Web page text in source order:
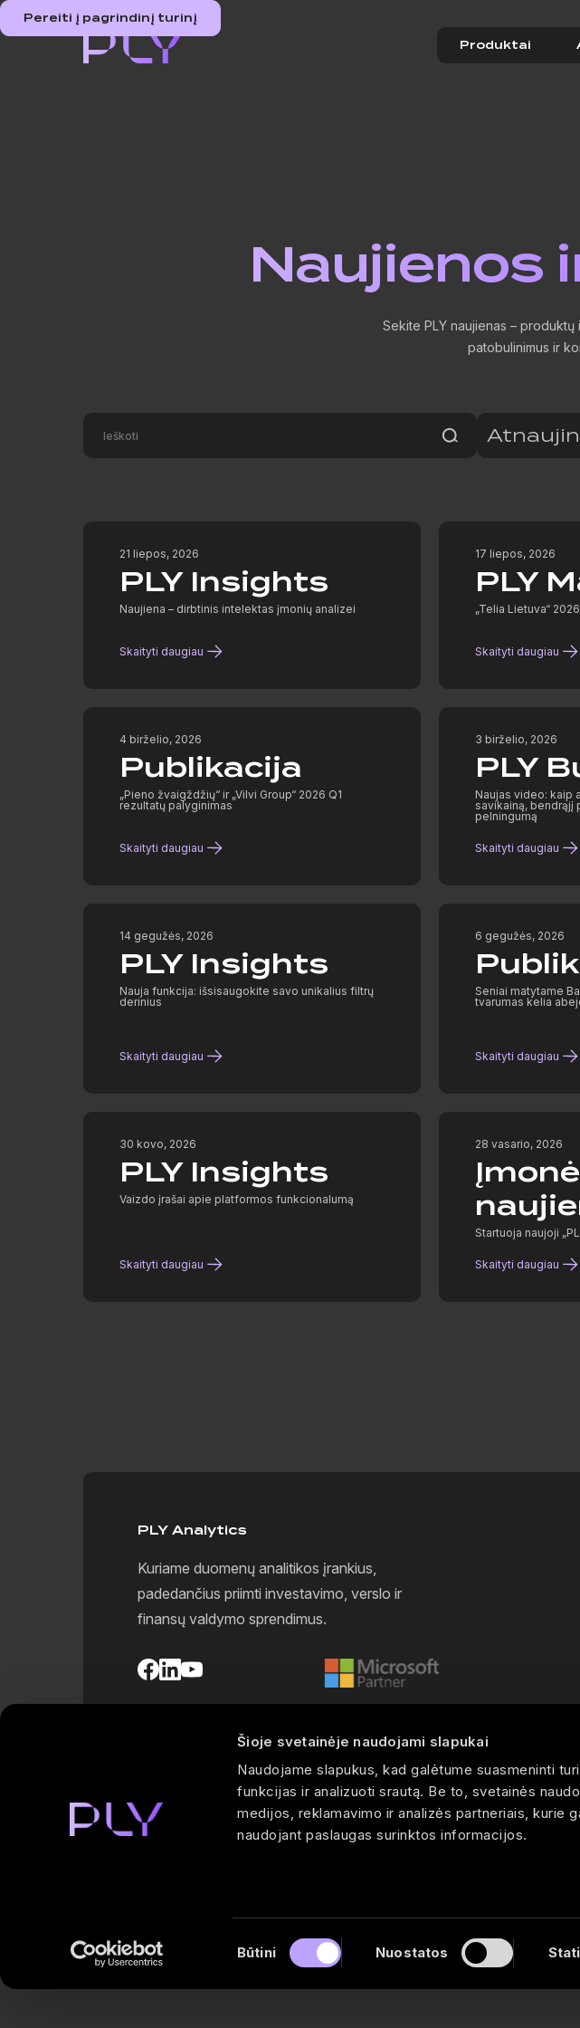
Šioje svetainėje naudojami slapukai
Naudojame slapukus, kad galėtume suasmeninti
funkcijas ir analizuoti srautą. Be to, svetainės
medijos, reklamavimo ir analizės partneriais, kurie
naudojant paslaugas surinktos informacijos.
pasirinkimas
Būtini Nuostatos
Pereiti į pagrindinį turinį
Produktai
Naujienos
Sekite PLY naujienas –
patobulinimus ir
21 liepos, 2026
PLY Insights
Naujiena – dirbtinis intelektas įmonių analizei
Skaityti daugiau
17 liepos, 2026
PLY
„Telia Lietuva“
Skaityti daugiau
4 birželio, 2026
Publikacija
„Pieno žvaigždžių“ ir „Vilvi Group“ 2026 Q1
rezultatų palyginimas
Skaityti daugiau
3 birželio, 2026
PLY
Naujas video: kaip
savikainą, bendrąjį
pelningumą
Skaityti daugiau
14 gegužės, 2026
PLY Insights
Nauja funkcija: išsisaugokite savo unikalius filtrų
derinius
Skaityti daugiau
6 gegužės, 2026
Seniai matytame
tvarumas kelia
Skaityti daugiau
30 kovo, 2026
PLY Insights
Vaizdo įrašai apie platformos funkcionalumą
Skaityti daugiau
28 vasario, 2026
Startuoja naujoji
Skaityti daugiau
PLY Analytics
Kuriame duomenų analitikos įrankius,
padedančius priimti investavimo, verslo ir
finansų valdymo sprendimus.